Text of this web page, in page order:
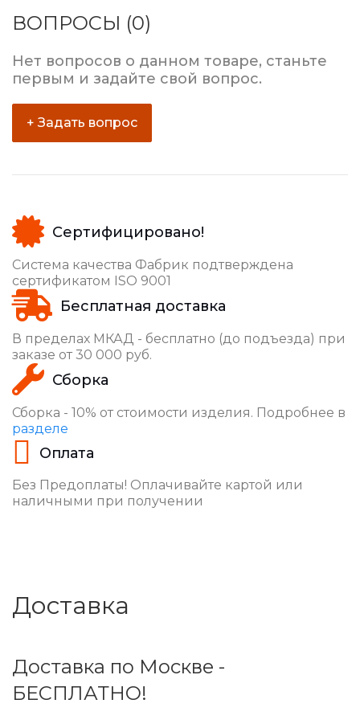
ВОПРОСЫ (0)
Нет вопросов о данном товаре, станьте
первым и задайте свой вопрос.
+ Задать вопрос
Сертифицировано!
Система качества Фабрик подтверждена
сертификатом ISO 9001
Бесплатная доставка
В пределах МКАД - бесплатно (до подъезда) при
заказе от 30 000 руб.
Сборка
Сборка - 10% от стоимости изделия. Подробнее в
разделе
Оплата
Без Предоплаты! Оплачивайте картой или
наличными при получении
Доставка
Доставка по Москве -
БЕСПЛАТНО!